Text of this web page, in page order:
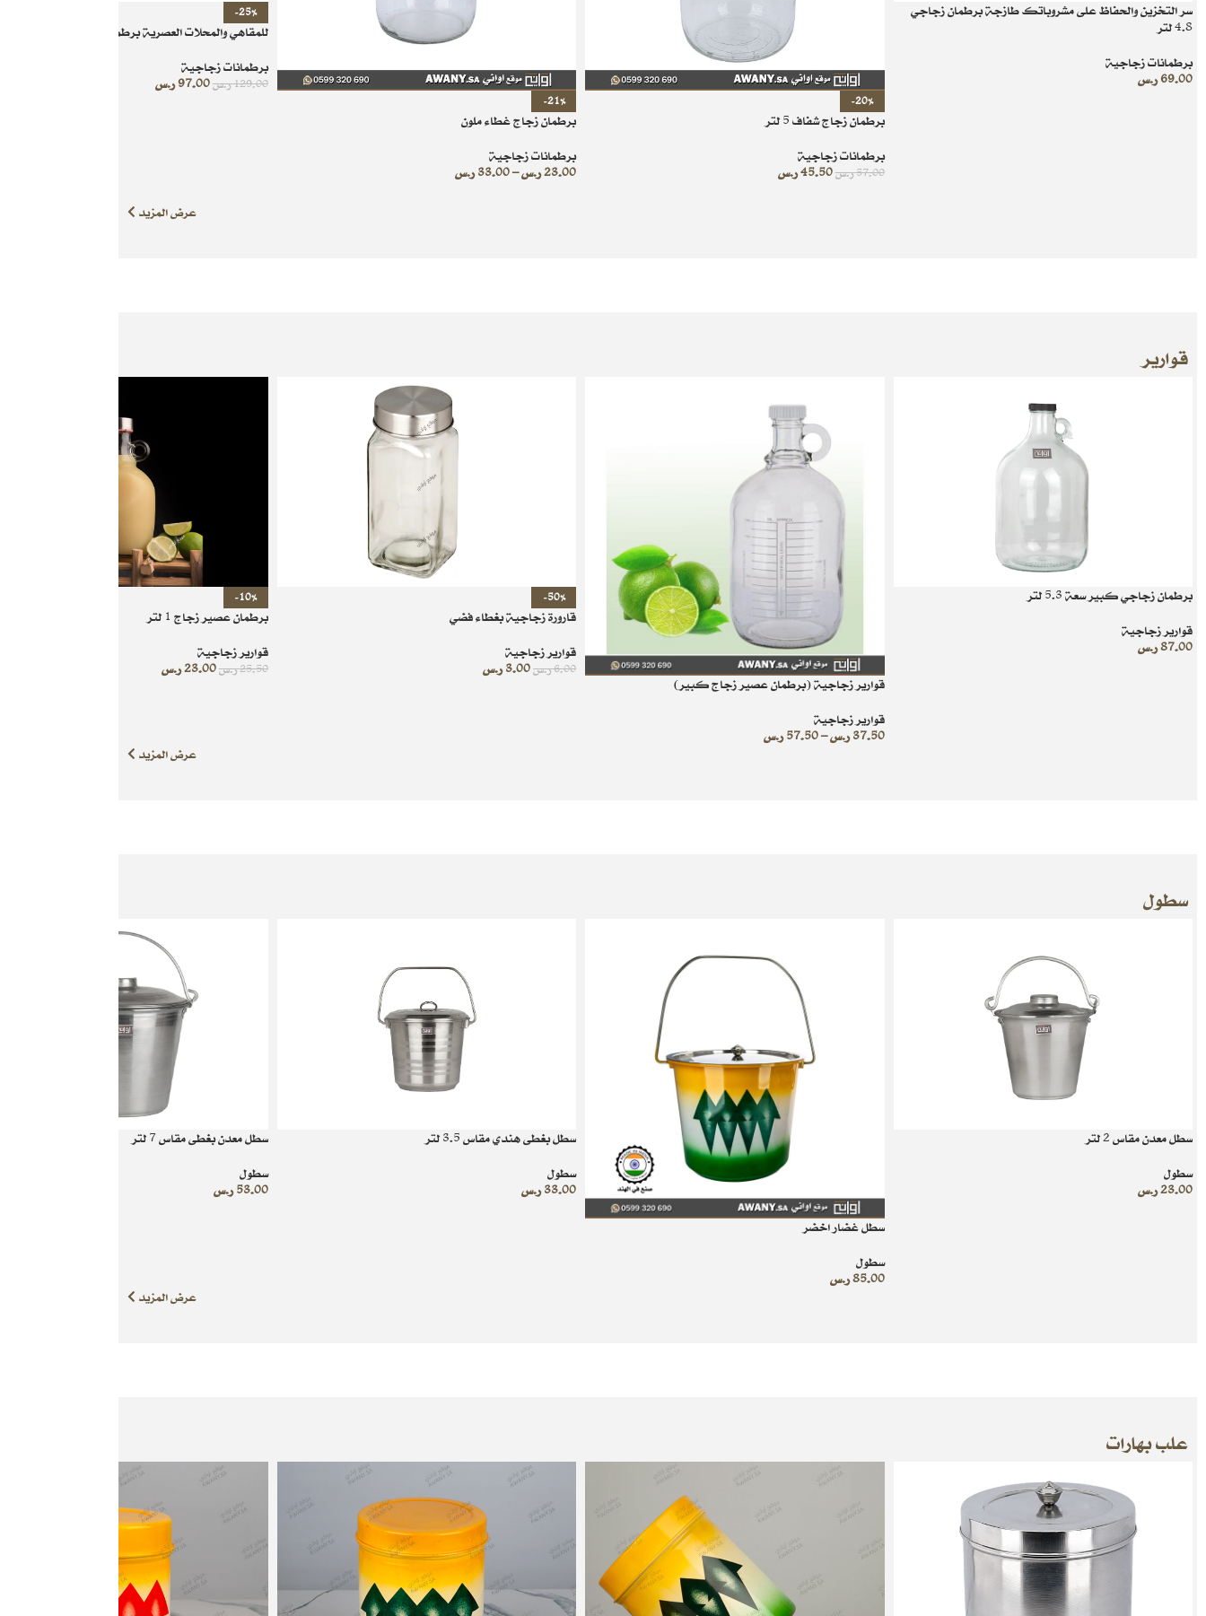
سر التخزين والحفاظ على مشروباتك طازجة برطمان زجاجي
4.8 لتر
برطمانات زجاجية
69.00ر.س
-20%
برطمان زجاج شفاف 5 لتر
برطمانات زجاجية
57.00ر.س45.50ر.س
-21%
برطمان زجاج غطاء ملون
برطمانات زجاجية
23.00ر.س–
33.00ر.س
-25%
للمقاهي والمحلات العصرية برطمان زجاجي 9.5 لتر
برطمانات زجاجية
129.00ر.س97.00ر.س
عرض المزيد
قوارير
برطمان زجاجي كبير سعة 5.3 لتر
قوارير زجاجية
87.00ر.س
قوارير زجاجية (برطمان عصير زجاج كبير)
قوارير زجاجية
37.50 ر.س–
57.50 ر.س
-50%
قارورة زجاجية بغطاء فضي
قوارير زجاجية
6.00ر.س3.00ر.س
-10%
برطمان عصير زجاج 1 لتر
قوارير زجاجية
25.50ر.س23.00ر.س
عرض المزيد
سطول
سطل معدن مقاس 2 لتر
سطول
23.00ر.س
سطل غضار اخضر
سطول
85.00ر.س
سطل بغطى هندي مقاس 3.5 لتر
سطول
33.00ر.س
سطل معدن بغطى مقاس 7 لتر
سطول
53.00 ر.س
عرض المزيد
علب بهارات